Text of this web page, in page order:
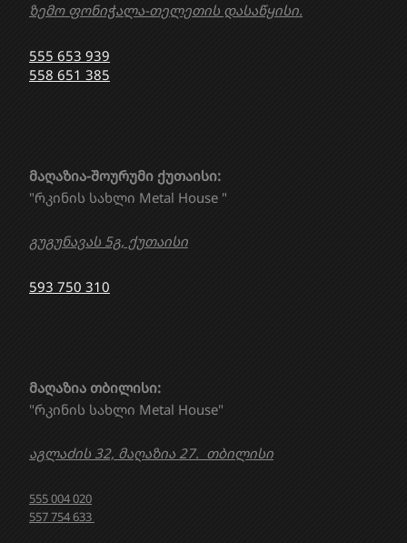
ზემო ფონიჭალა-თელეთის დასაწყისი.
555 653 939
558 651 385
მაღაზია თბილისი:
"რკინის სახლი Metal House"
აგლაძის 32, მაღაზია 27. თბილისი
555 004 020
557 754 633
მაღაზია-შოურუმი ქუთაისი:
"რკინის სახლი Metal House "
გუგუნავას 5გ, ქუთაისი
593 750 310